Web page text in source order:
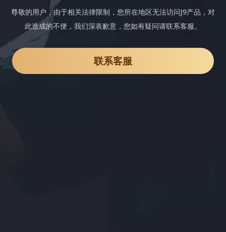
尊敬的用户，由于相关法律限制，您所在地区无法访问J9产品，对
此造成的不便，我们深表歉意，您如有疑问请联系客服。
联系客服